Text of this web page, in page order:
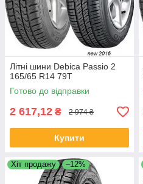
Літні шини Debica Passio 2
165/65 R14 79T
Готово до відправки
2 617,12 ₴ 2 974 ₴
Купити
Хіт продажу –12%